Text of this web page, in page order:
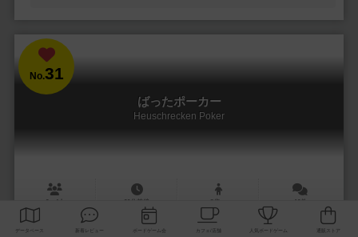
No.31
ばったポーカー
Heuschrecken Poker
2～4人 20分前後 8歳～ 12件
ごきぶりポーカー作者の新作！